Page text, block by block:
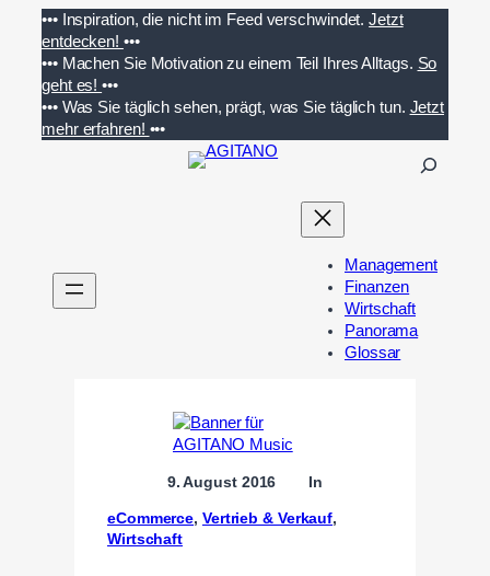
Inhalt
springen
••• Inspiration, die nicht im Feed verschwindet. Jetzt
entdecken! •••
••• Machen Sie Motivation zu einem Teil Ihres Alltags. So
geht es!•••
••• Was Sie täglich sehen, prägt, was Sie täglich tun. Jetzt
mehr erfahren! •••
n
Management
Finanzen
Wirtschaft
Panorama
Glossar
9. August 2016 In
eCommerce, Vertrieb & Verkauf
Wirtschaft